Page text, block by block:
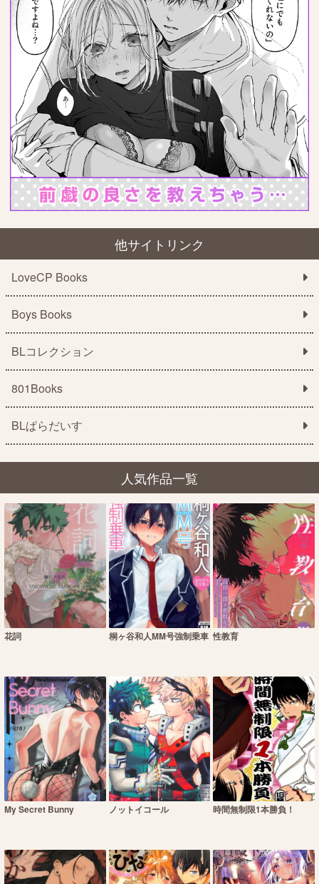
他サイトリンク
LoveCP Books
Boys Books
BLコレクション
801Books
BLぱらだいす
人気作品一覧
花詞 桐ヶ谷和人MM号強制乗車 性教育
My Secret Bunny ノットイコール 時間無制限1本勝負！